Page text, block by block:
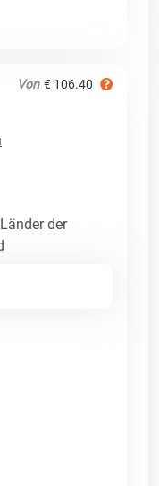
Von € 106.40
der